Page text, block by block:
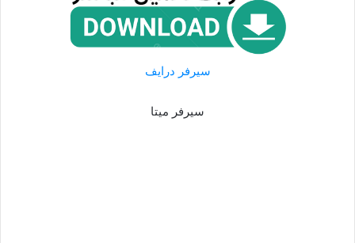
سيرفر درايف
سيرفر ميتا